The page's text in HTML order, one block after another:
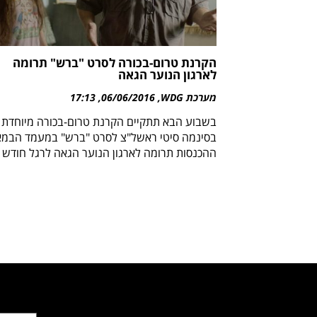
הקרנת טרום-בכורה לסרט "ברש" תרומה
לארגון הנוער הגאה
מערכת WDG 06/06/2016
17:13
בשבוע הבא תתקיים הקרנת טרום-בכורה מיוחדת
בסינמה סיטי ראשל"צ לסרט "ברש" במעמד
ההכנסות תרומה לארגון הנוער הגאה לרגל חודש